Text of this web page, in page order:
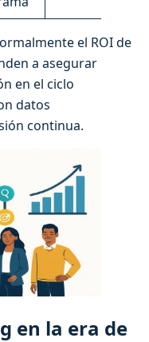
el ROI de
a asegurar
en el ciclo
datos
continua.
en la era de